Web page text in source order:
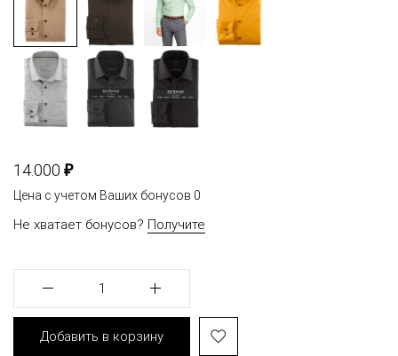
14.000 ₽
Цена с учетом Ваших бонусов 0
Не хватает бонусов? Получите
1
Добавить в корзину